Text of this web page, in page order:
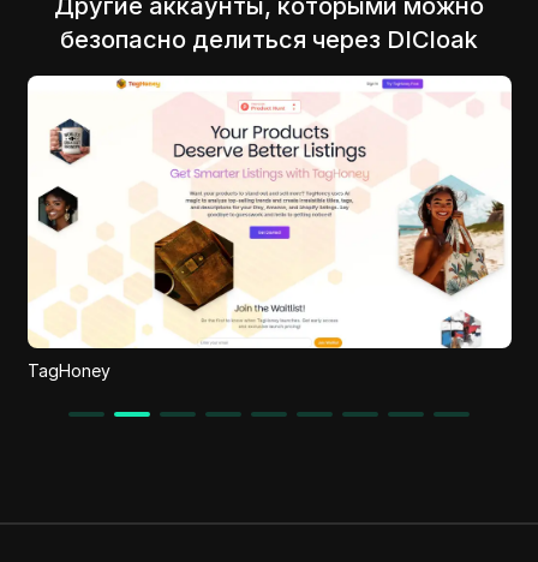
Другие аккаунты, которыми можно
безопасно делиться через DICloak
FASHN AI